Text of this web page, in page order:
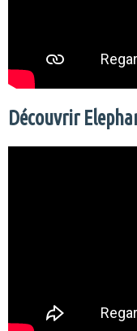
Découvrir